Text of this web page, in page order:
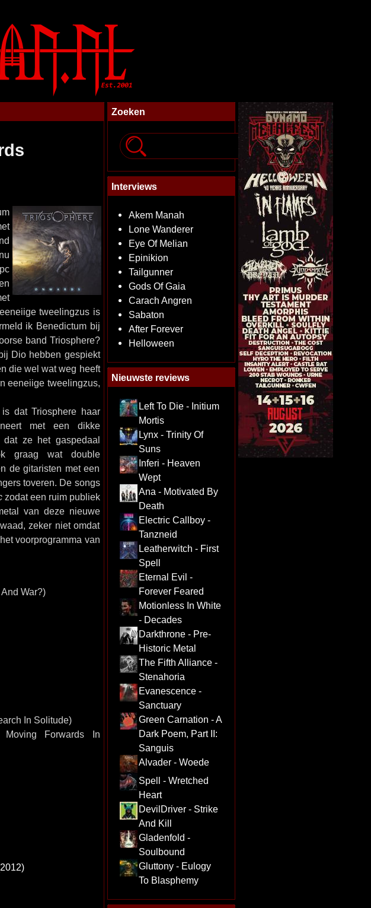
tweelingzus is
ik Benedictum bij
band Triosphere?
Dio hebben gespiekt
die wel wat weg heeft
eeneiige tweelingzus,
dat Triosphere haar
met een dikke
dat ze het gaspedaal
graag wat double
de gitaristen met een
toveren. De songs
zodat een ruim publiek
van deze nieuwe
zeker niet omdat
voorprogramma van
War?)
In Solitude)
Forwards In
Zoeken
Interviews
Akem Manah
Lone Wanderer
Eye Of Melian
Epinikion
Tailgunner
Gods Of Gaia
Carach Angren
Sabaton
After Forever
Helloween
Nieuwste reviews
Left To Die - Initium
Mortis
Lynx - Trinity Of
Suns
Inferi - Heaven
Wept
Ana - Motivated By
Death
Electric Callboy -
Tanzneid
Leatherwitch - First
Spell
Eternal Evil -
Forever Feared
Motionless In White
- Decades
Darkthrone - Pre-
Historic Metal
The Fifth Alliance -
Stenahoria
Evanescence -
Sanctuary
Green Carnation - A
Dark Poem, Part II:
Sanguis
Alvader - Woede
Spell - Wretched
Heart
DevilDriver - Strike
And Kill
Gladenfold -
Soulbound
Gluttony - Eulogy
To Blasphemy